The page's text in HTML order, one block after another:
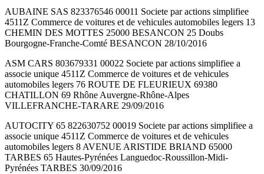
AUBAINE SAS 823376546 00011 Societe par actions simplifiee
4511Z Commerce de voitures et de vehicules automobiles legers 13
CHEMIN DES MOTTES 25000 BESANCON 25 Doubs
Bourgogne-Franche-Comté BESANCON 28/10/2016
ASM CARS 803679331 00022 Societe par actions simplifiee a
associe unique 4511Z Commerce de voitures et de vehicules
automobiles legers 76 ROUTE DE FLEURIEUX 69380
CHATILLON 69 Rhône Auvergne-Rhône-Alpes
VILLEFRANCHE-TARARE 29/09/2016
AUTOCITY 65 822630752 00019 Societe par actions simplifiee a
associe unique 4511Z Commerce de voitures et de vehicules
automobiles legers 8 AVENUE ARISTIDE BRIAND 65000
TARBES 65 Hautes-Pyrénées Languedoc-Roussillon-Midi-
Pyrénées TARBES 30/09/2016